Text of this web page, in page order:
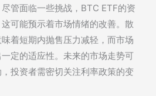
管面临一些挑战，BTC ETF的资
可能预示着市场情绪的改善。散
着短期内抛售压力减轻，而市场
定的适应性。未来的市场走势可
投资者需密切关注利率政策的变